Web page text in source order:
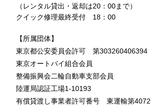
（レンタル貸出・返却は20：00まで）
クイック修理最終受付 18：00
【所属団体】
東京都公安委員会許可 第303260406394
東京オートバイ組合会員
整備振興会二輪自動車支部会員
陸運局認証工場1-10193
有償貸渡し事業者許可番号 東運輸第